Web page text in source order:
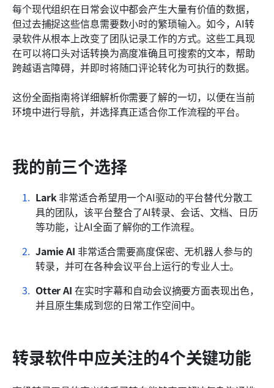
每个现代组织在日常会议中都会产生大量有价值的数据，
但过去捕捉这些信息需要数小时的繁琐输入。如今，AI转
录软件从根本上改变了团队记录工作的方式。这些工具现
在可以将口头对话转换为高度准确且可搜索的文本，帮助
跨越语言障碍，并即时将随口评论转化为可执行的数据。
这份全面指南将详细解析你需要了解的一切，以便在当前
环境中进行导航，并选择真正适合你工作流程的平台。
我的前三个选择
Lark 非常适合希望用一个AI驱动的平台替代分散工
具的团队，该平台整合了AI转录、会话、文档、日历
等功能，让AI全面了解你的工作流程。
Jamie AI 非常适合需要高度保密、无机器人参与的
转录，并可在各种会议平台上运行的专业人士。
Otter AI 在实时字幕和自动会议摘要方面表现出色，
并且原生集成到您的日常工作空间中。
转录软件中应关注的4个关键功能
顶级人工智能转录软件一览
2026年排名前七的人工智能转录软件
我们在评测中如何勾选和评估软件
人工智能转录软件有哪些好处？
如何选择AI转录软件
常见问题